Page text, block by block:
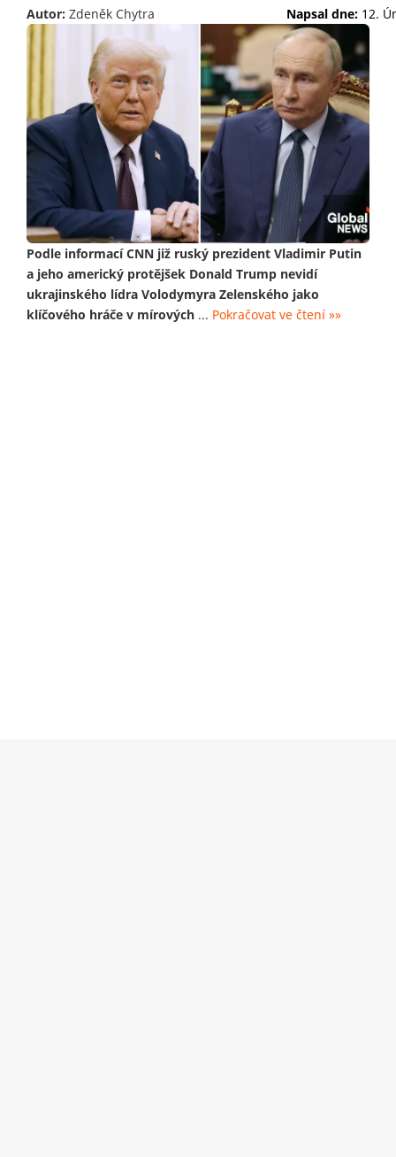
Autor: Zdeněk Chytra Napsal dne: 12.
Podle informací CNN již ruský prezident Vladimir Putin
a jeho americký protějšek Donald Trump nevidí
ukrajinského lídra Volodymyra Zelenského jako
klíčového hráče v mírových ... Pokračovat ve čtení »»